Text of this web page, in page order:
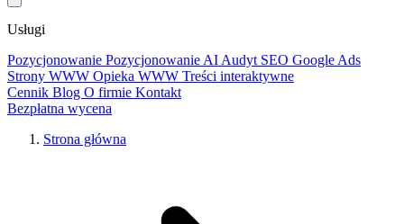
Usługi
Pozycjonowanie Pozycjonowanie AI Audyt SEO Google Ads
Strony WWW Opieka WWW Treści interaktywne
Cennik Blog O firmie Kontakt
Bezpłatna wycena
Strona główna